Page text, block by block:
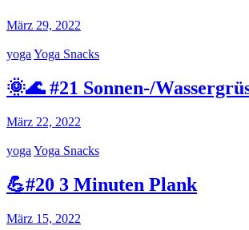
März 29, 2022
yoga Yoga Snacks
🌞🌊 #21 Sonnen-/
März 22, 2022
yoga Yoga Snacks
💪#20 3 Minuten Plank
März 15, 2022